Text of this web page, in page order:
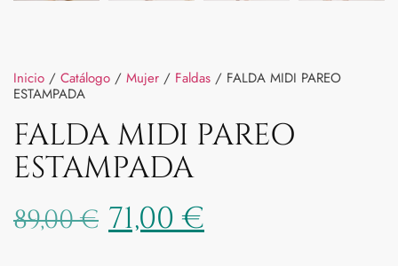
Inicio / Catálogo / Mujer / Faldas / FALDA MIDI PAREO
ESTAMPADA
FALDA MIDI PAREO
ESTAMPADA
89,00€ 71,00€